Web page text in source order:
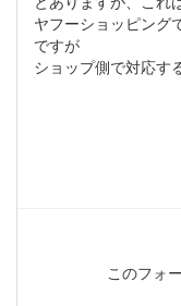
ヤフーショッピング
ですが
ショップ側で対応す
このフォ